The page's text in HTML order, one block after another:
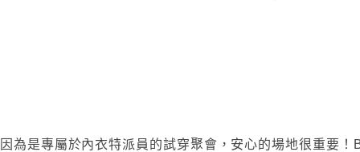
因為是專屬於內衣特派員的試穿聚會，安心的場地很重要